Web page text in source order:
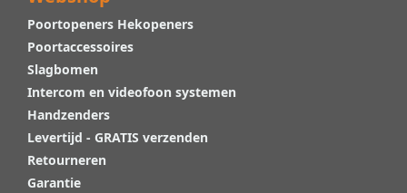
Poortopeners Hekopeners
Poortaccessoires
Slagbomen
Intercom en videofoon systemen
Handzenders
Levertijd - GRATIS verzenden
Retourneren
Garantie